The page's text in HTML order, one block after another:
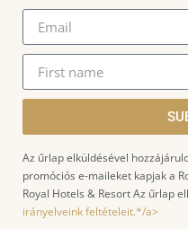
Az űrlap elküldésével
promóciós e-maileket kapjak a
Royal Hotels & Resort Az űrlap
irányelveink feltételeit.*/a>